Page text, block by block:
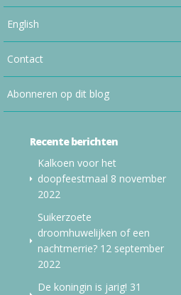
English
Contact
Abonneren op dit blog
Recente berichten
Kalkoen voor het
doopfeestmaal 8 november
2022
Suikerzoete
droomhuwelijken of een
nachtmerrie? 12 september
2022
De koningin is jarig! 31